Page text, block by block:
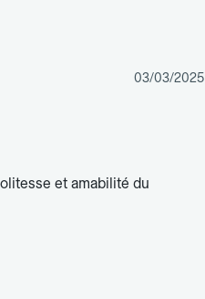
03/03/2025
et amabilité du